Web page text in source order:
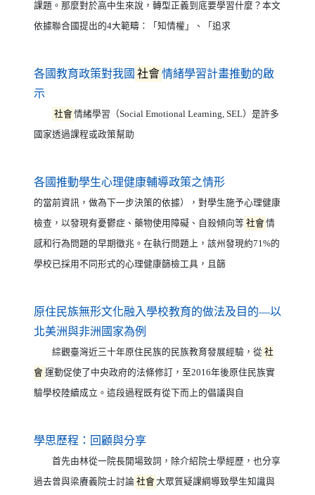
課題。那麼對於高中生來說，轉型正義到底要學習什麼？本文
依據聯合國提出的4大範疇：「知情權」、「追求
各國教育政策對我國 社會情緒學習計畫推動的啟
示
社會情緒學習（Social Emotional Learning, SEL）是許多
國家透過課程或政策幫助
各國推動學生心理健康輔導政策之情形（另開新視窗）
的當前資訊，做為下一步決策的依據），對學生施予心理健康
檢查，以發現有憂鬱症、藥物使用障礙、自殺傾向等 社會情
感和行為問題的早期徵兆。在執行問題上，該州發現約71%的
學校已採用不同形式的心理健康篩檢工具，且篩
原住民族無形文化融入學校教育的做法及目的—以
北美洲與非洲國家為例
綜觀臺灣近三十年原住民族的民族教育發展經驗，從 社
會 運動促使了中央政府的法條修訂，至2016年後原住民族實
驗學校陸續成立。這段過程既有從下而上的倡議與自
學思歷程：回顧與分享（另開新視窗）
首先由林從一院長開場致詞，除介紹院士學經歷，也分享
過去曾與梁賡義院士討論 社會大眾質疑課綱導致學生知識與